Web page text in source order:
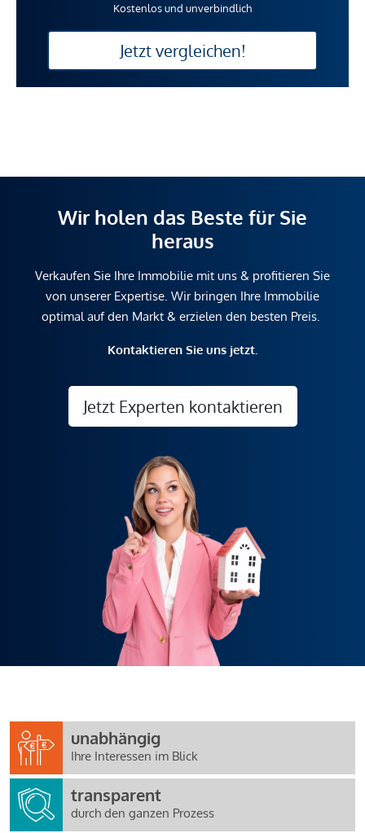
Kostenlos und unverbindlich
Jetzt vergleichen!
Wir holen das Beste für Sie
heraus
Verkaufen Sie Ihre Immobilie mit uns & profitieren Sie
von unserer Expertise. Wir bringen Ihre Immobilie
optimal auf den Markt & erzielen den besten Preis.
Kontaktieren Sie uns jetzt.
Jetzt Experten kontaktieren
unabhängig
Ihre Interessen im Blick
transparent
durch den ganzen Prozess